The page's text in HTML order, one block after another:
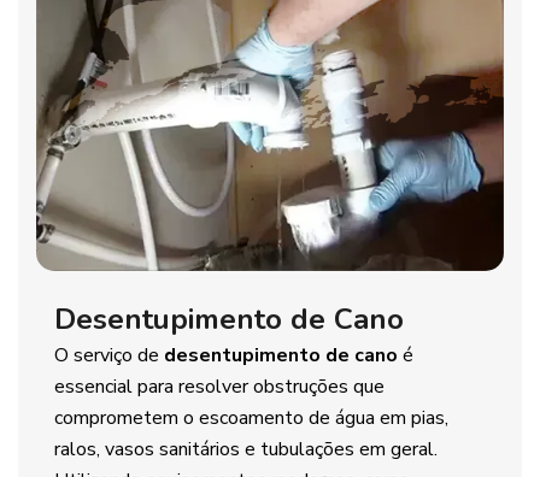
Desentupimento de Cano
O serviço de desentupimento de cano é
essencial para resolver obstruções que
comprometem o escoamento de água em pias,
ralos, vasos sanitários e tubulações em geral.